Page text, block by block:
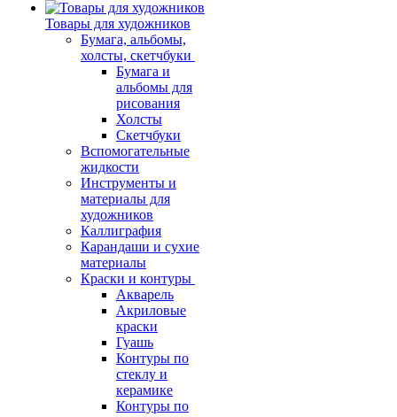
Товары для художников
Бумага, альбомы,
холсты, скетчбуки
Бумага и
альбомы для
рисования
Холсты
Скетчбуки
Вспомогательные
жидкости
Инструменты и
материалы для
художников
Каллиграфия
Карандаши и сухие
материалы
Краски и контуры
Акварель
Акриловые
краски
Гуашь
Контуры по
стеклу и
керамике
Контуры по